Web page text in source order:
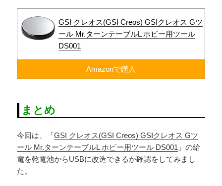
GSI クレオス(GSI Creos) GSIクレオス Gツ
ール Mr.ターンテーブルL ホビー用ツール
DS001
Amazonで購入
まとめ
今回は、「GSI クレオス(GSI Creos) GSIクレオス Gツ
ール Mr.ターンテーブルL ホビー用ツール DS001 」の給
電を乾電池からUSBに改造できるか確認をしてみまし
た。